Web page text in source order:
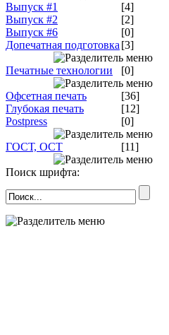
Выпуск #1
[4]
Выпуск #2
[2]
Выпуск #6
[0]
Допечатная подготовка [3]
Печатные технологии [0]
Офсетная печать
[36]
Глубокая печать
[12]
Postpress
[0]
ГОСТ, ОСТ [11]
Поиск шрифта: